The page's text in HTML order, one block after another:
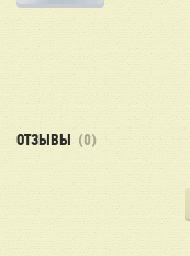
ОТЗЫВЫ (0)